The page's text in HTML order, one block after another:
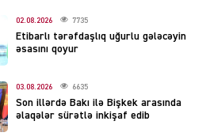
07.08.2026
“Tramp yolu”na HƏMLƏ –
REAKSİYA
02.08.2026 7735
Etibarlı tərəfdaşlıq uğurlu gələcəyin
əsasını qoyur
03.08.2026 6635
Son illərdə Bakı ilə Bişkek arasında
əlaqələr sürətlə inkişaf edib